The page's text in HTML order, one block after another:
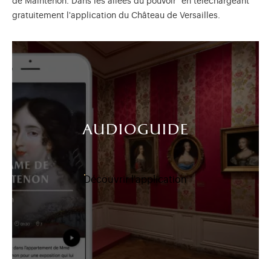
gratuitement l'application du Château de Versailles.
audioguide
Découvrir l'application